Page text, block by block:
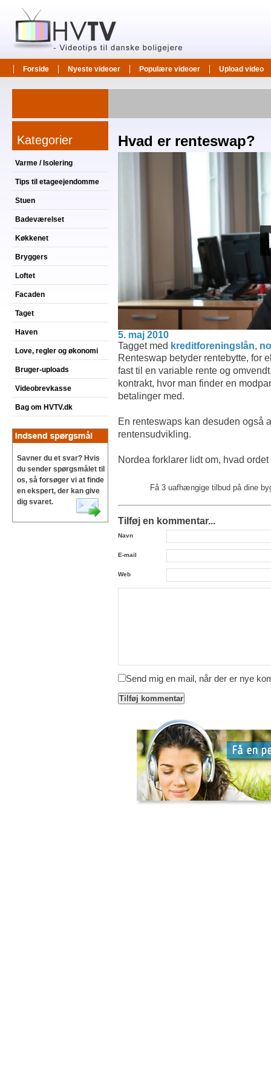
Forside Nyeste videoer Populære videoer Upload video
Kategorier
Varme / Isolering
Tips til etageejendomme
Stuen
Badeværelset
Køkkenet
Bryggers
Loftet
Facaden
Taget
Haven
Love, regler og økonomi
Bruger-uploads
Videobrevkasse
Bag om HVTV.dk
Savner du et svar? Hvis
du sender spørgsmålet til
os, så forsøger vi at finde
en ekspert, der kan give
dig svaret.
Hvad er renteswap?
5. maj 2010
Tagget med kreditforeningslån,
Renteswap betyder rentebytte, for
fast til en variable rente og
kontrakt, hvor man finder en
betalinger med.
En renteswaps kan desuden også
rentensudvikling.
Nordea forklarer lidt om, hvad
Få 3 uafhængige tilbud på dine
Tilføj en kommentar...
Navn
E-mail
Web
Send mig en mail, når der er nye